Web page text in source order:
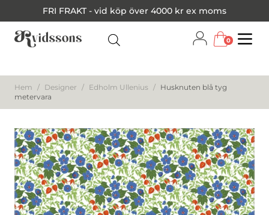
FRI FRAKT - vid köp över 4000 kr ex moms
0
Hem / Designer / Edholm Ullenius / Husknuten blå tyg
metervara